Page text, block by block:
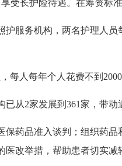
受长护险待遇。在筹资标
护服务机构，两名护理人
每人每年个人花费不到
从2家发展到361家，带
保药品准入谈判；组织药
改举措，帮助患者切实减